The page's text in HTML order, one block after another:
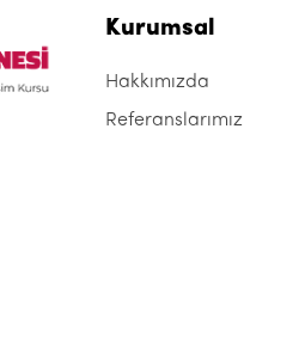
Kurumsal
Hakkımızda
Referanslarımız